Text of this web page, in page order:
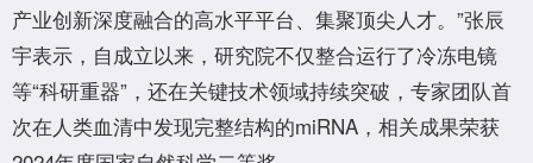
产业创新深度融合的高水平平台、集聚顶尖人才。”张辰
宇表示，自成立以来，研究院不仅整合运行了冷冻电镜
等“科研重器”，还在关键技术领域持续突破，专家团队首
次在人类血清中发现完整结构的miRNA，相关成果荣获